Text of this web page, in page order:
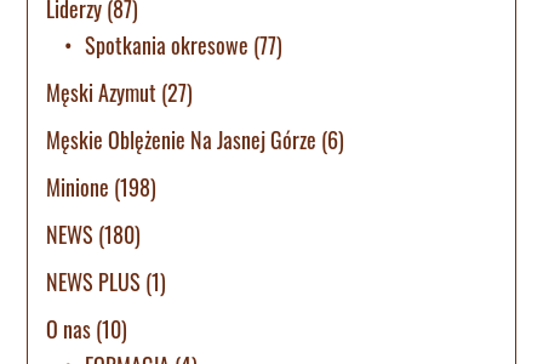
Liderzy(87)
Spotkania okresowe (77)
Męski Azymut (27)
Męskie Oblężenie Na Jasnej Górze (6)
Minione (198)
NEWS (180)
NEWS PLUS (1)
O nas(10)